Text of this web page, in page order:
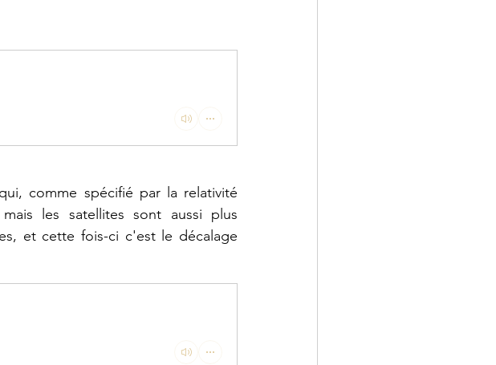
comme spécifié par la relativité
les satellites sont aussi plus
et cette fois-ci c'est le décalage